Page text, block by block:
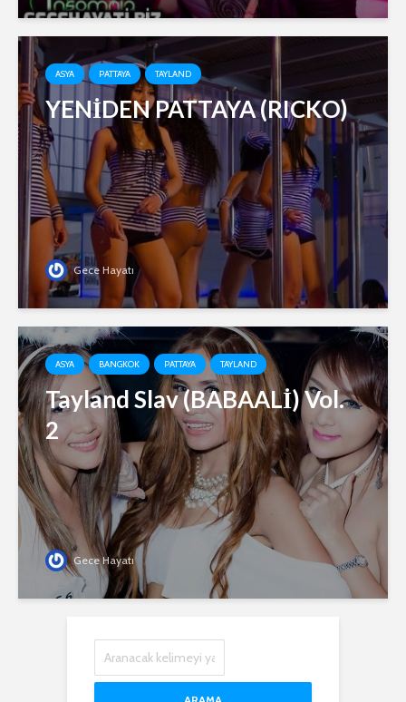
ASYA PATTAYA TAYLAND
YENİDEN PATTAYA (RICKO)
Gece Hayatı
ASYA BANGKOK PATTAYA TAYLAND
Tayland Slav (BABAALİ) Vol.
2
Gece Hayatı